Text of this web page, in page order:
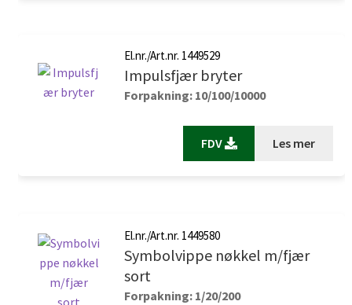
El.nr./Art.nr. 1449529
Impulsfjær bryter
Forpakning: 10/100/10000
FDV Les mer
El.nr./Art.nr. 1449580
Symbolvippe nøkkel m/fjær
sort
Forpakning: 1/20/200